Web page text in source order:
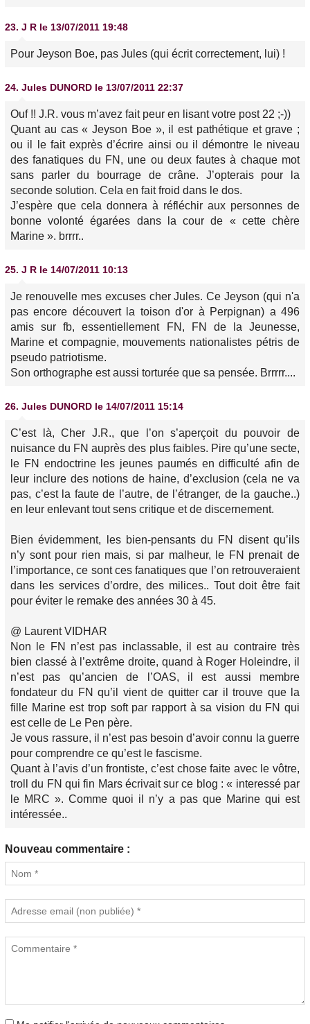
23. J R le 13/07/2011 19:48
Pour Jeyson Boe, pas Jules (qui écrit correctement, lui) !
24. Jules DUNORD le 13/07/2011 22:37
Ouf !! J.R. vous m’avez fait peur en lisant votre post 22 ;-))
Quant au cas « Jeyson Boe », il est pathétique et grave ;
ou il le fait exprès d’écrire ainsi ou il démontre le niveau
des fanatiques du FN, une ou deux fautes à chaque mot
sans parler du bourrage de crâne. J’opterais pour la
seconde solution. Cela en fait froid dans le dos.
J’espère que cela donnera à réfléchir aux personnes de
bonne volonté égarées dans la cour de « cette chère
Marine ». brrrr..
25. J R le 14/07/2011 10:13
Je renouvelle mes excuses cher Jules. Ce Jeyson (qui n'a
pas encore découvert la toison d'or à Perpignan) a 496
amis sur fb, essentiellement FN, FN de la Jeunesse,
Marine et compagnie, mouvements nationalistes pétris de
pseudo patriotisme.
Son orthographe est aussi torturée que sa pensée. Brrrrr....
26. Jules DUNORD le 14/07/2011 15:14
C’est là, Cher J.R., que l’on s’aperçoit du pouvoir de
nuisance du FN auprès des plus faibles. Pire qu’une secte,
le FN endoctrine les jeunes paumés en difficulté afin de
leur inclure des notions de haine, d’exclusion (cela ne va
pas, c’est la faute de l’autre, de l’étranger, de la gauche..)
en leur enlevant tout sens critique et de discernement.
Bien évidemment, les bien-pensants du FN disent qu’ils
n’y sont pour rien mais, si par malheur, le FN prenait de
l’importance, ce sont ces fanatiques que l’on retrouveraient
dans les services d’ordre, des milices.. Tout doit être fait
pour éviter le remake des années 30 à 45.
@ Laurent VIDHAR
Non le FN n’est pas inclassable, il est au contraire très
bien classé à l’extrême droite, quand à Roger Holeindre, il
n’est pas qu’ancien de l’OAS, il est aussi membre
fondateur du FN qu’il vient de quitter car il trouve que la
fille Marine est trop soft par rapport à sa vision du FN qui
est celle de Le Pen père.
Je vous rassure, il n’est pas besoin d’avoir connu la guerre
pour comprendre ce qu’est le fascisme.
Quant à l’avis d’un frontiste, c’est chose faite avec le vôtre,
troll du FN qui fin Mars écrivait sur ce blog : « interessé par
le MRC ». Comme quoi il n’y a pas que Marine qui est
intéressée..
Nouveau commentaire :